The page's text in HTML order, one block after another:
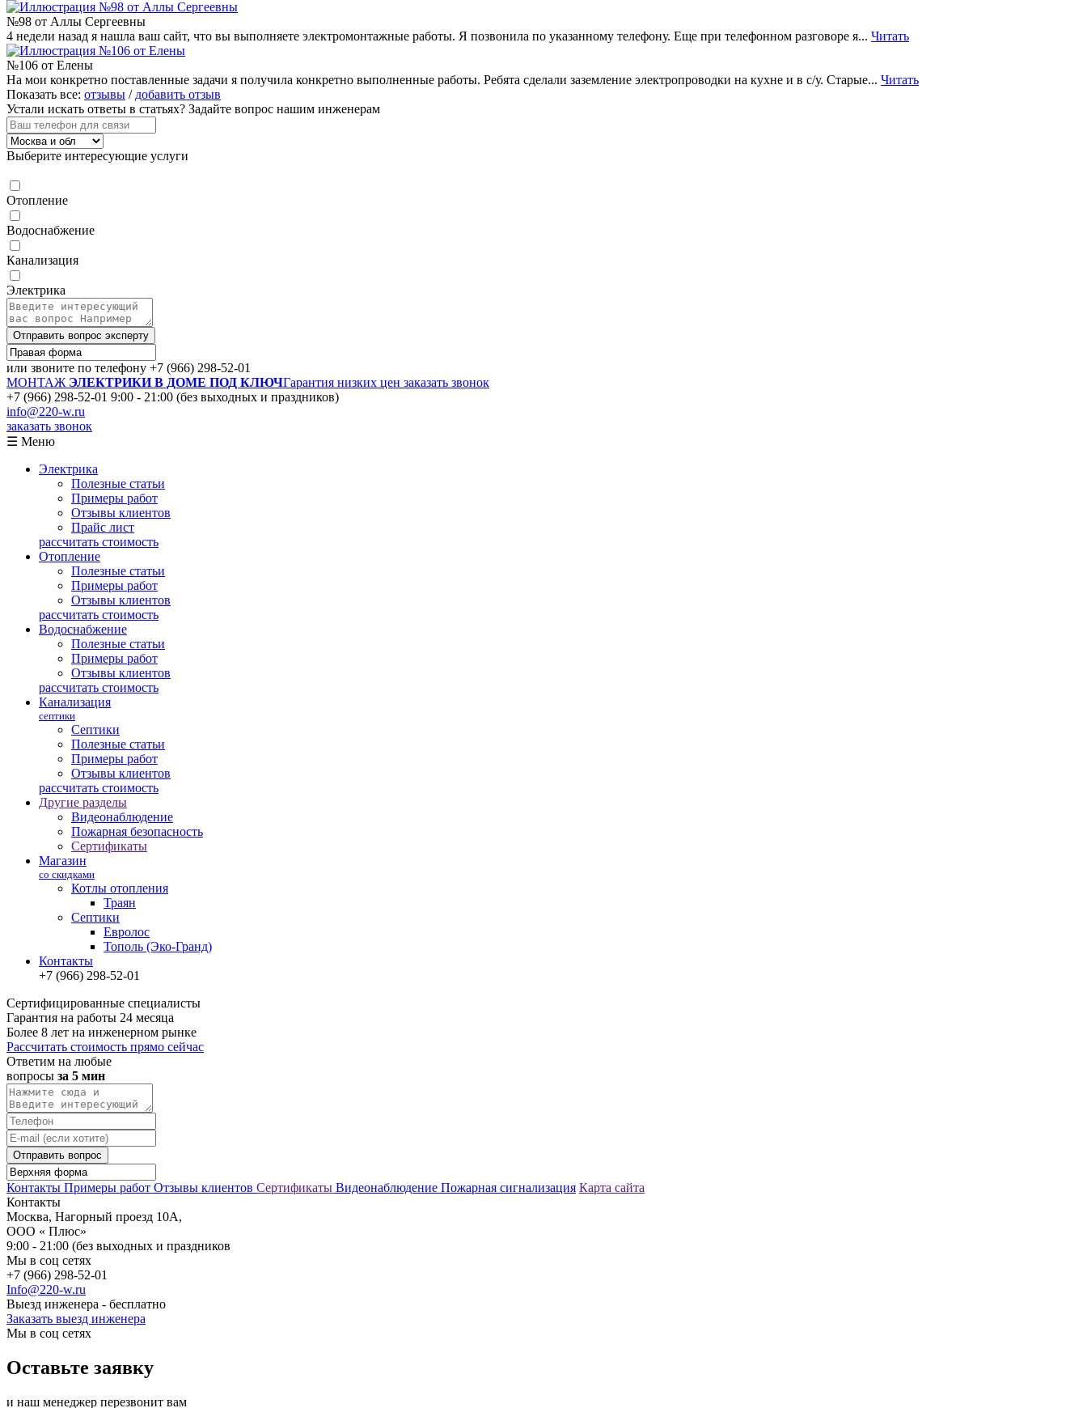
№98 от Аллы Сергеевны
4 недели назад я нашла ваш сайт, что вы выполняете электромонтажные работы. Я позвонила по указанному телефону. Еще при телефонном разговоре я... Читать
№106 от Елены
На мои конкретно поставленные задачи я получила конкретно выполненные работы. Ребята сделали заземление электропроводки на кухне и в с/у. Старые... Читать
Показать все: отзывы / добавить отзыв
Устали искать ответы в статьях? Задайте вопрос нашим инженерам
Выберите интересующие услуги
Отопление
Водоснабжение
Канализация
Электрика
Отправить вопрос эксперту
или звоните по телефону +7 (966) 298-52-01
МОНТАЖ ЭЛЕКТРИКИ В ДОМЕ ПОД КЛЮЧГарантия низких цен заказать звонок
+7 (966) 298-52-01 9:00 - 21:00 (без выходных и праздников)
info@220-w.ru
заказать звонок
☰ Меню
Электрика
Полезные статьи
Примеры работ
Отзывы клиентов
Прайс лист
рассчитать стоимость
Отопление
Полезные статьи
Примеры работ
Отзывы клиентов
рассчитать стоимость
Водоснабжение
Полезные статьи
Примеры работ
Отзывы клиентов
рассчитать стоимость
Канализация
септики
Септики
Полезные статьи
Примеры работ
Отзывы клиентов
рассчитать стоимость
Другие разделы
Видеонаблюдение
Пожарная безопасность
Сертификаты
Магазин
со скидками
Котлы отопления
Траян
Септики
Евролос
Тополь (Эко-Гранд)
Контакты
+7 (966) 298-52-01
Сертифицированные специалисты
Гарантия на работы 24 месяца
Более 8 лет на инженерном рынке
Рассчитать стоимость прямо сейчас
Ответим на любые
вопросы за 5 мин
Отправить вопрос
Контакты Примеры работ Отзывы клиентов Сертификаты Видеонаблюдение Пожарная сигнализация Карта сайта
Контакты
Москва, Нагорный проезд 10А,
ООО « Плюс»
9:00 - 21:00 (без выходных и праздников
Мы в соц сетях
+7 (966) 298-52-01
Info@220-w.ru
Выезд инженера - бесплатно
Заказать выезд инженера
Мы в соц сетях
Оставьте заявку
и наш менеджер перезвонит вам